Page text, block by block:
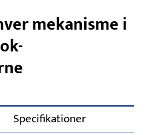
mekanisme i
Specifikationer